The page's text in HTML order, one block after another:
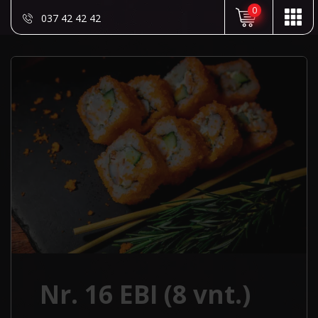
037 42 42 42
0
Nr. 16 EBI (8 vnt.)